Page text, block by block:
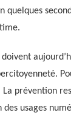
quelques
doivent
La prévention
des usages